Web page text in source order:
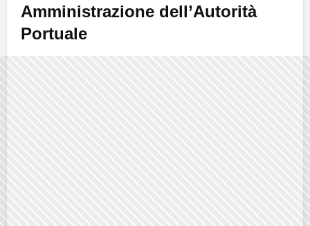
Amministrazione dell’Autorità
Portuale